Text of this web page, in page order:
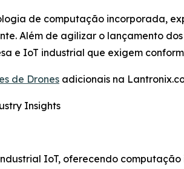
de computação incorporada,
Além de agilizar o lançamento
e IoT industrial que exigem
de Drones adicionais na
Insights
IoT, oferecendo